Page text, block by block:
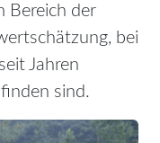
Bereich der
bei
Jahren
sind.